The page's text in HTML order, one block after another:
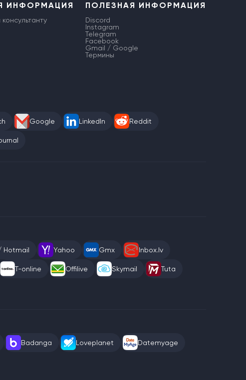
ИНФОРМАЦИЯ ПОЛЕЗНАЯ ИНФОРМАЦИЯ
Discord
Instagram
Telegram
Facebook
Gmail / Google
Термины
Google LinkedIn Reddit
Hotmail Yahoo Gmx Inbox.lv
T-online Offilive Skymail Tuta
Badanga Loveplanet Datemyage